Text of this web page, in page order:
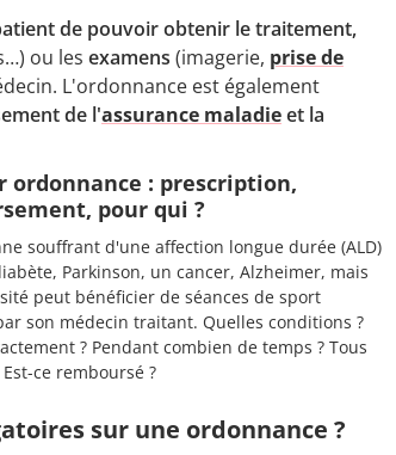
de pouvoir obtenir le traitement,
ou les examens (imagerie, prise de
L'ordonnance est également
de l'assurance maladieet la
ordonnance : prescription,
pour qui ?
souffrant d'une affection longue durée (ALD)
Parkinson, un cancer, Alzheimer, mais
peut bénéficier de séances de sport
son médecin traitant. Quelles conditions ?
? Pendant combien de temps ? Tous
ce remboursé ?
sur une ordonnance ?